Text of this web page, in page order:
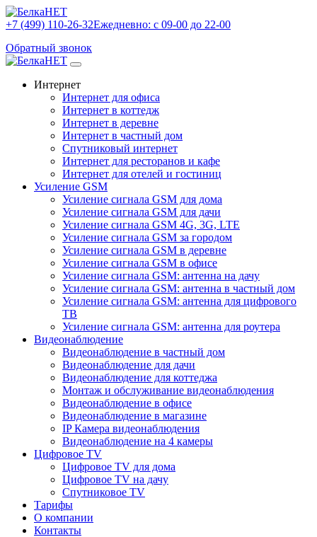
+7 (499) 110-26-32Ежедневно: с 09-00 до 22-00
Обратный звонок
Интернет
Интернет для офиса
Интернет в коттедж
Интернет в деревне
Интернет в частный дом
Спутниковый интернет
Интернет для ресторанов и кафе
Интернет для отелей и гостиниц
Усиление GSM
Усиление сигнала GSM для дома
Усиление сигнала GSM для дачи
Усиление сигнала GSM 4G, 3G, LTE
Усиление сигнала GSM за городом
Усиление сигнала GSM в деревне
Усиление сигнала GSM в офисе
Усиление сигнала GSM: антенна на дачу
Усиление сигнала GSM: антенна в частный дом
Усиление сигнала GSM: антенна для цифрового
ТВ
Усиление сигнала GSM: антенна для роутера
Видеонаблюдение
Видеонаблюдение в частный дом
Видеонаблюдение для дачи
Видеонаблюдение для коттеджа
Монтаж и обслуживание видеонаблюдения
Видеонаблюдение в офисе
Видеонаблюдение в магазине
IP Камера видеонаблюдения
Видеонаблюдение на 4 камеры
Цифровое TV
Цифровое TV для дома
Цифровое TV на дачу
Спутниковое TV
Тарифы
О компании
Контакты